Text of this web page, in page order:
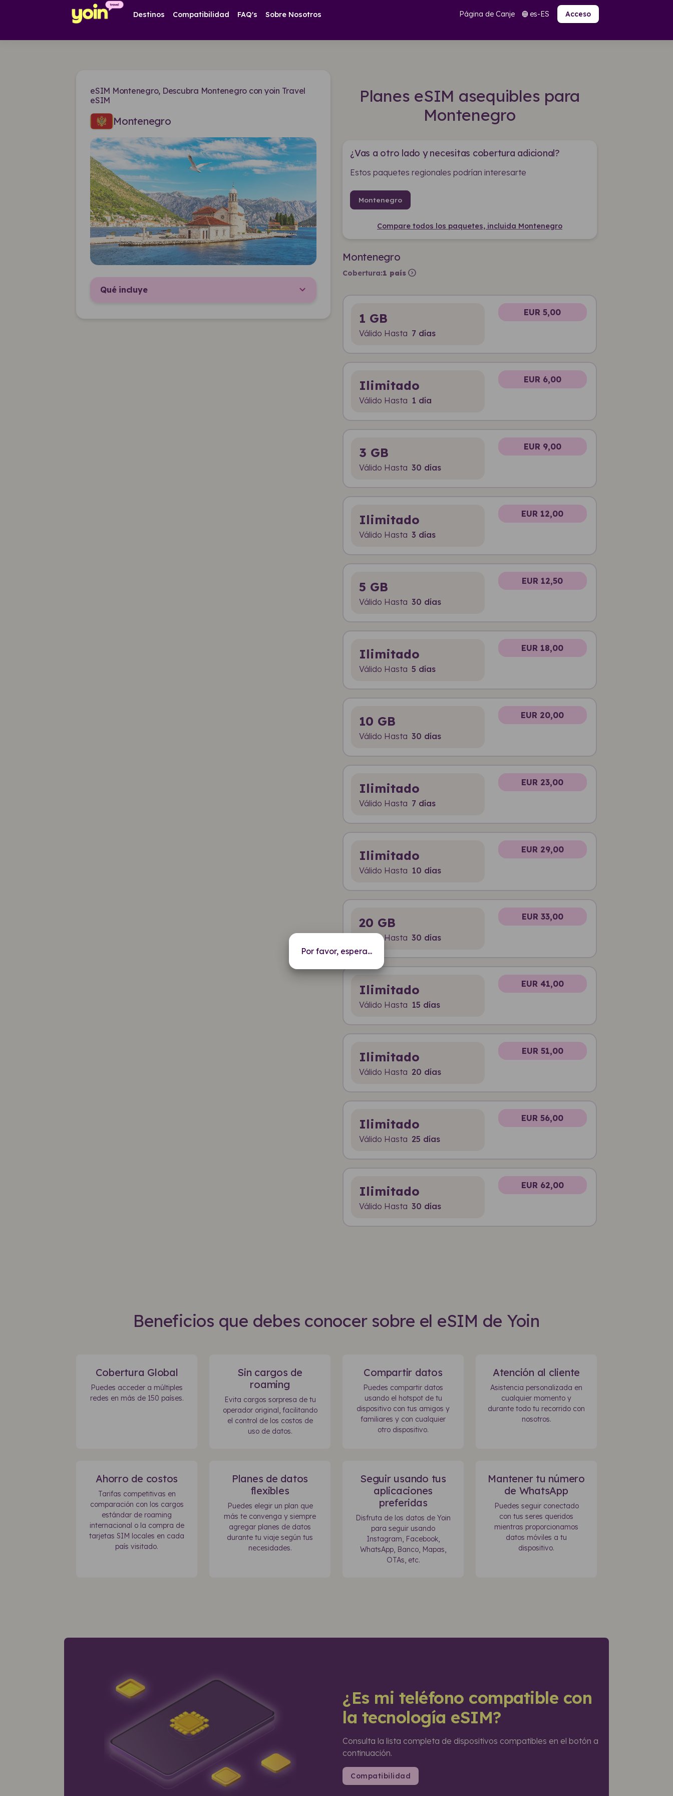
Por favor, espera...
Destinos Compatibilidad FAQ's Sobre Nosotros Página de Canje language es-ES Acceso
eSIM Montenegro, Descubra Montenegro con yoin Travel
eSIM
Montenegro
Qué incluye
Planes eSIM asequibles para
Montenegro
¿Vas a otro lado y necesitas cobertura adicional?
Estos paquetes regionales podrían interesarte
Montenegro
Compare todos los paquetes, incluida Montenegro
Montenegro
Cobertura:1 país expand_circle_right
1 GB
Válido Hasta 7 días
EUR 5,00
Ilimitado
Válido Hasta 1 día
EUR 6,00
3 GB
Válido Hasta 30 días
EUR 9,00
Ilimitado
Válido Hasta 3 días
EUR 12,00
5 GB
Válido Hasta 30 días
EUR 12,50
Ilimitado
Válido Hasta 5 días
EUR 18,00
10 GB
Válido Hasta 30 días
EUR 20,00
Ilimitado
Válido Hasta 7 días
EUR 23,00
Ilimitado
Válido Hasta 10 días
EUR 29,00
20 GB
Válido Hasta 30 días
EUR 33,00
Ilimitado
Válido Hasta 15 días
EUR 41,00
Ilimitado
Válido Hasta 20 días
EUR 51,00
Ilimitado
Válido Hasta 25 días
EUR 56,00
Ilimitado
Válido Hasta 30 días
EUR 62,00
Beneficios que debes conocer sobre el eSIM de Yoin
Cobertura Global
Puedes acceder a múltiples
redes en más de 150 países.
Sin cargos de
roaming
Evita cargos sorpresa de tu
operador original, facilitando
el control de los costos de
uso de datos.
Compartir datos
Puedes compartir datos
usando el hotspot de tu
dispositivo con tus amigos y
familiares y con cualquier
otro dispositivo.
Atención al cliente
Asistencia personalizada en
cualquier momento y
durante todo tu recorrido con
nosotros.
Ahorro de costos
Tarifas competitivas en
comparación con los cargos
estándar de roaming
internacional o la compra de
tarjetas SIM locales en cada
país visitado.
Planes de datos
flexibles
Puedes elegir un plan que
más te convenga y siempre
agregar planes de datos
durante tu viaje según tus
necesidades.
Seguir usando tus
aplicaciones
preferidas
Disfruta de los datos de Yoin
para seguir usando
Instagram, Facebook,
WhatsApp, Banco, Mapas,
OTAs, etc.
Mantener tu número
de WhatsApp
Puedes seguir conectado
con tus seres queridos
mientras proporcionamos
datos móviles a tu
dispositivo.
¿Es mi teléfono compatible con
la tecnología eSIM?
Consulta la lista completa de dispositivos compatibles en el botón a
continuación.
Compatibilidad